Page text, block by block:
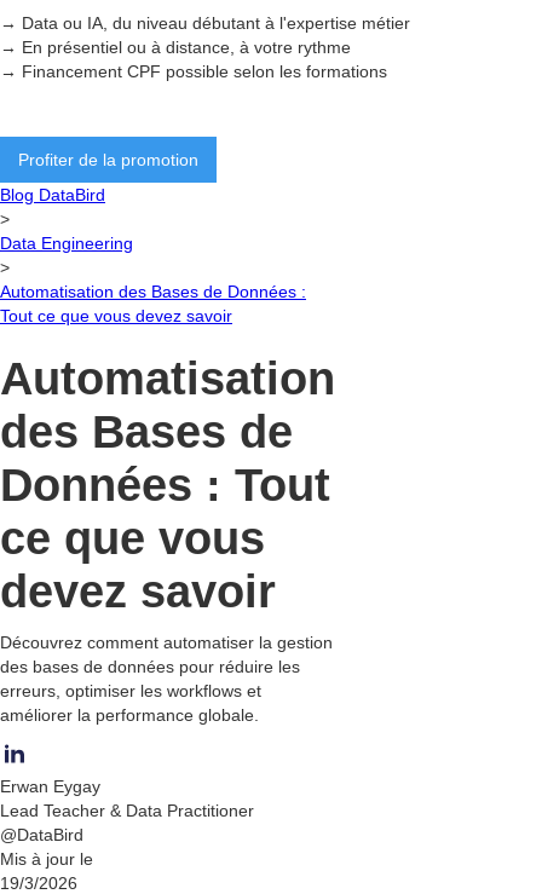
→ Data ou IA, du niveau débutant à l'expertise métier
→ En présentiel ou à distance, à votre rythme
→ Financement CPF possible selon les formations
Profiter de la promotion
Blog DataBird
>
Data Engineering
>
Automatisation des Bases de Données :
Tout ce que vous devez savoir
Automatisation
des Bases de
Données : Tout
ce que vous
devez savoir
Découvrez comment automatiser la gestion
des bases de données pour réduire les
erreurs, optimiser les workflows et
améliorer la performance globale.
Erwan Eygay
Lead Teacher & Data Practitioner
@DataBird
Mis à jour le
19/3/2026